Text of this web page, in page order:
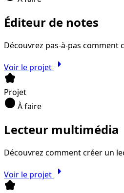
Éditeur de notes
Découvrez pas-à-pas
Voir le projet arrow_right
kid_star
Projet
circle À faire
Lecteur multimédia
Découvrez comment créer un
Voir le projet arrow_right
kid_star